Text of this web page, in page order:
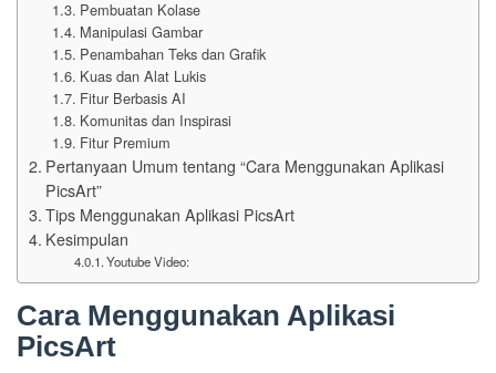
Pembuatan Kolase
Manipulasi Gambar
Penambahan Teks dan Grafik
Kuas dan Alat Lukis
Fitur Berbasis AI
Komunitas dan Inspirasi
Fitur Premium
Pertanyaan Umum tentang “Cara Menggunakan Aplikasi
PicsArt”
Tips Menggunakan Aplikasi PicsArt
Kesimpulan
Youtube Video:
Cara Menggunakan Aplikasi
PicsArt